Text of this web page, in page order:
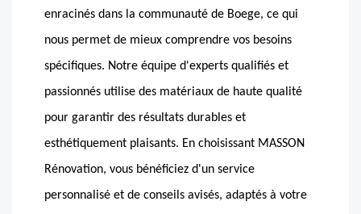
enracinés dans la communauté de Boege, ce qui
nous permet de mieux comprendre vos besoins
spécifiques. Notre équipe d'experts qualifiés et
passionnés utilise des matériaux de haute qualité
pour garantir des résultats durables et
esthétiquement plaisants. En choisissant MASSON
Rénovation, vous bénéficiez d'un service
personnalisé et de conseils avisés, adaptés à votre